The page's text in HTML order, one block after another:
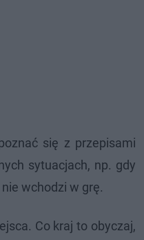
się z przepisami
sytuacjach, np. gdy
wchodzi w grę.
Co kraj to obyczaj,